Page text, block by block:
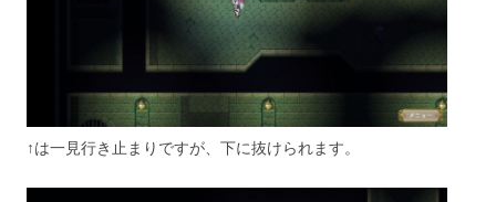
↑は一見行き止まりですが、下に抜けられます。